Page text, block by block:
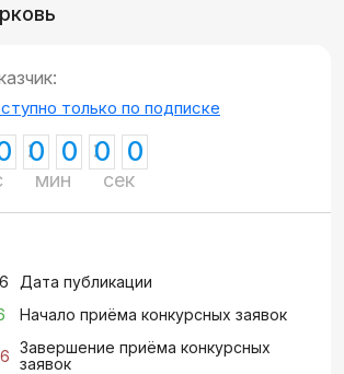
только по подписке
0 0
мин
0 0
сек
Дата публикации
Начало приёма конкурсных заявок
Завершение приёма конкурсных
заявок